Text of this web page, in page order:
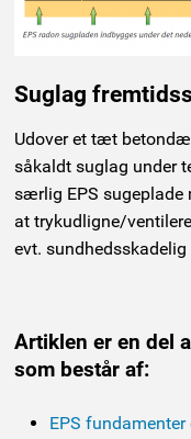
Suglag
Udover et tæt
såkaldt suglag under
særlig EPS sugeplade
at trykudligne/
evt.
Artiklen er en del
som består af:
EPS